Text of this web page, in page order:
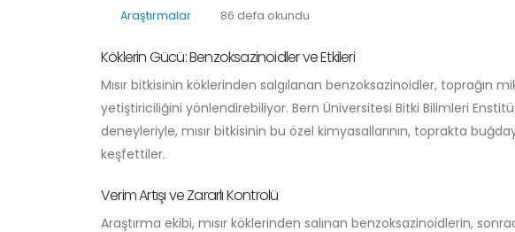
Araştırmalar 86 defa okundu
Köklerin Gücü: Benzoksazinoidler ve Etkileri
Mısır bitkisinin köklerinden salgılanan benzoksazinoidler, toprağın
yetiştiriciliğini yönlendirebiliyor. Bern Üniversitesi Bitki Bilimleri
deneyleriyle, mısır bitkisinin bu özel kimyasallarının, toprakta
keşfettiler.
Verim Artışı ve Zararlı Kontrolü
Araştırma ekibi, mısır köklerinden salınan benzoksazinoidlerin,